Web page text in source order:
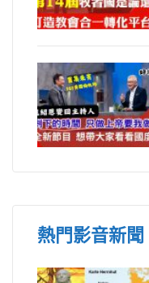
熱門影音新聞